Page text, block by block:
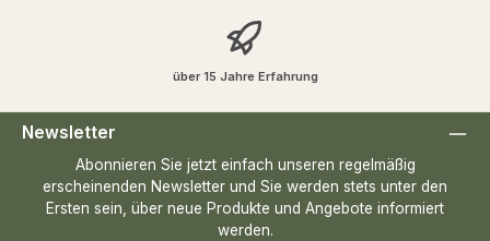
über 15 Jahre Erfahrung
Newsletter
Abonnieren Sie jetzt einfach unseren regelmäßig
erscheinenden Newsletter und Sie werden stets unter den
Ersten sein, über neue Produkte und Angebote informiert
werden.